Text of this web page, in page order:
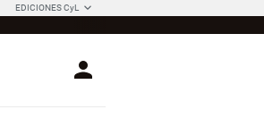
EDICIONES CyL
Login